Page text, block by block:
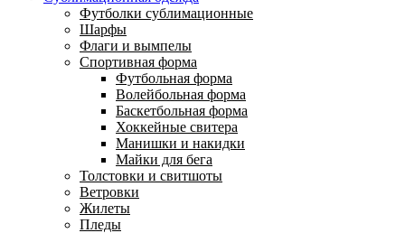
Футболки сублимационные
Шарфы
Флаги и вымпелы
Спортивная форма
Футбольная форма
Волейбольная форма
Баскетбольная форма
Хоккейные свитера
Манишки и накидки
Майки для бега
Толстовки и свитшоты
Ветровки
Жилеты
Пледы